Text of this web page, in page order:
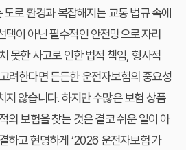
로 환경과 복잡해지는 교통 법규 속에
택이 아닌 필수적인 안전망으로 자리
못한 사고로 인한 법적 책임, 형사적
려한다면 든든한 운전자보험의 중요성
지 않습니다. 하지만 수많은 보험 상품
의 보험을 찾는 것은 결코 쉬운 일이 아
하고 현명하게 ‘2026 운전자보험 가